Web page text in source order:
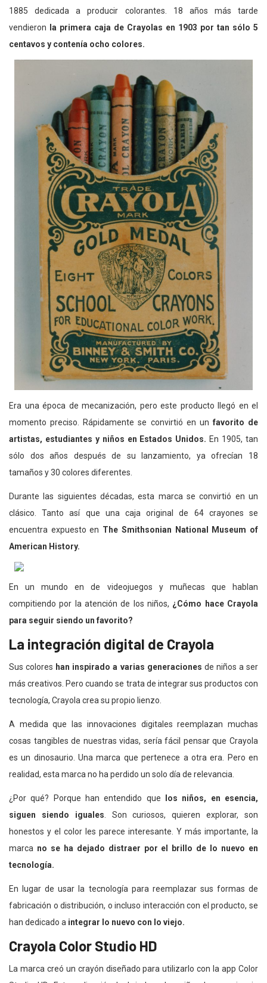
1885 dedicada a producir colorantes. 18 años más tarde
vendieron
la primera caja de Crayolas en 1903 por tan sólo 5
centavos y contenía ocho colores.
Era una época de mecanización, pero este producto llegó en el
momento preciso. Rápidamente se convirtió en un favorito de
artistas, estudiantes y niños en Estados Unidos. En 1905, tan
sólo dos años después de su lanzamiento, ya ofrecían 18
tamaños y 30 colores diferentes.
Durante las siguientes décadas, esta marca se convirtió en un
clásico. Tanto así que una caja original de 64 crayones se
encuentra expuesto en The Smithsonian National Museum of
American History.
En un mundo en de videojuegos y muñecas que hablan
compitiendo por la atención de los niños, ¿Cómo hace Crayola
para seguir siendo un favorito?
La integración digital de Crayola
Sus colores han inspirado a varias generaciones de niños a ser
más creativos. Pero cuando se trata de integrar sus productos con
tecnología, Crayola crea su propio lienzo.
A medida que las innovaciones digitales reemplazan muchas
cosas tangibles de nuestras vidas, sería fácil pensar que Crayola
es un dinosaurio. Una marca que pertenece a otra era. Pero en
realidad, esta marca no ha perdido un solo día de relevancia.
¿Por qué? Porque han entendido que
los niños, en esencia,
siguen siendo iguales. Son curiosos, quieren explorar, son
honestos y el color les parece interesante. Y más importante, la
marca no se ha dejado distraer por el brillo de lo nuevo en
tecnología.
En lugar de usar la tecnología para reemplazar sus formas de
fabricación o distribución, o incluso interacción con el producto, se
han dedicado a integrar lo nuevo con lo viejo.
Crayola Color Studio HD
La marca creó un crayón diseñado para utilizarlo con la app Color